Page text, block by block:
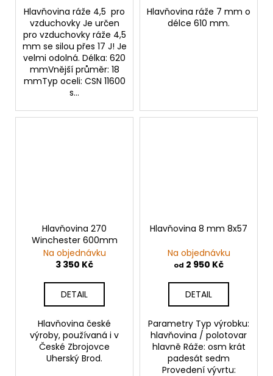
Hlavňovina ráže 4,5 pro
vzduchovky Je určen
pro vzduchovky ráže 4,5
mm se silou přes 17 J! Je
velmi odolná. Délka: 620
mmVnější průměr: 18
mmTyp oceli: CSN 11600
s...
Hlavňovina ráže 7 mm o
délce 610 mm.
Hlavňovina 270
Winchester 600mm
Na objednávku
3 350 Kč
DETAIL
Hlavňovina české
výroby, používaná i v
České Zbrojovce
Uherský Brod.
Hlavňovina 8 mm 8x57
Na objednávku
od 2 950 Kč
DETAIL
Parametry Typ výrobku:
hlavňovina / polotovar
hlavně Ráže: osm krát
padesát sedm
Provedení vývrtu: